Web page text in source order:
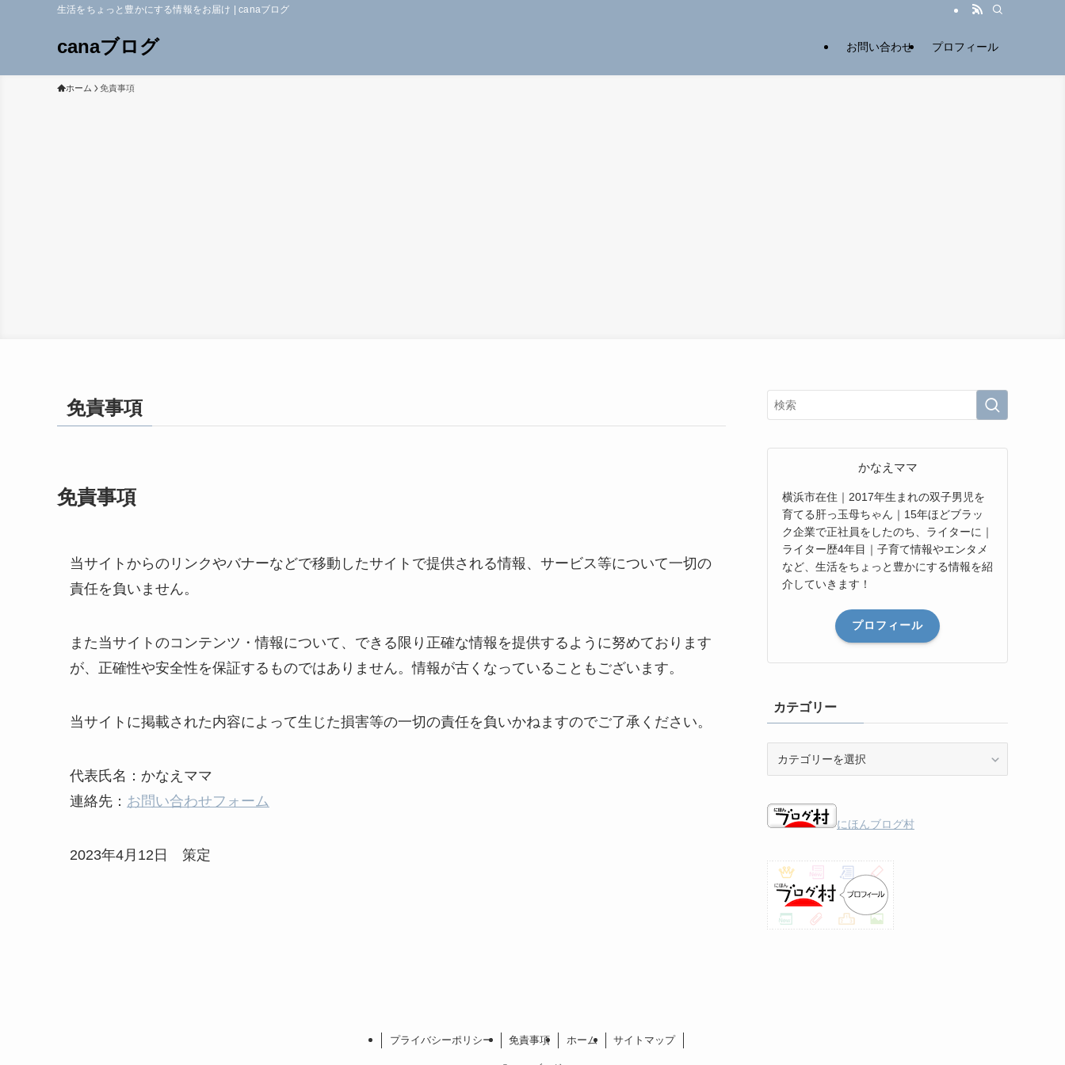
生活をちょっと豊かにする情報をお届け | canaブログ
canaブログ お問い合わせ プロフィール
ホーム 免責事項
免責事項
免責事項
当サイトからのリンクやバナーなどで移動したサイトで提供される情報、サービス等について一切の
責任を負いません。
また当サイトのコンテンツ・情報について、できる限り正確な情報を提供するように努めております
が、正確性や安全性を保証するものではありません。情報が古くなっていることもございます。
当サイトに掲載された内容によって生じた損害等の一切の責任を負いかねますのでご了承ください。
代表氏名：かなえママ
連絡先： お問い合わせフォーム
2023年4月12日 策定
かなえママ
横浜市在住｜2017年生まれの双子男児を
育てる肝っ玉母ちゃん｜15年ほどブラッ
ク企業で正社員をしたのち、ライターに｜
ライター歴4年目｜子育て情報やエンタメ
など、生活をちょっと豊かにする情報を紹
介していきます！
プロフィール
カテゴリー
リ
にほんブログ村
プライバシーポリシー 免責事項 ホーム サイトマップ